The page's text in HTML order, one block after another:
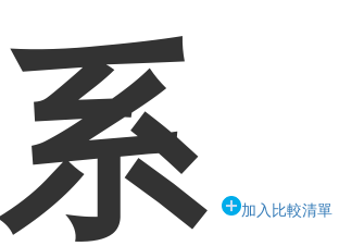
系
加入比較清單